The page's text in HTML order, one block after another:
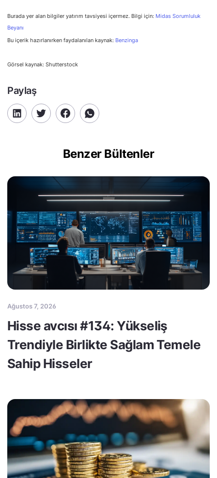
Burada yer alan bilgiler yatırım tavsiyesi içermez. Bilgi için: Midas Sorumluluk
Beyanı
Bu içerik hazırlanırken faydalanılan kaynak: Benzinga
Görsel kaynak: Shutterstock
Paylaş
Benzer Bültenler
Ağustos 7, 2026
Hisse avcısı #134: Yükseliş
Trendiyle Birlikte Sağlam Temele
Sahip Hisseler